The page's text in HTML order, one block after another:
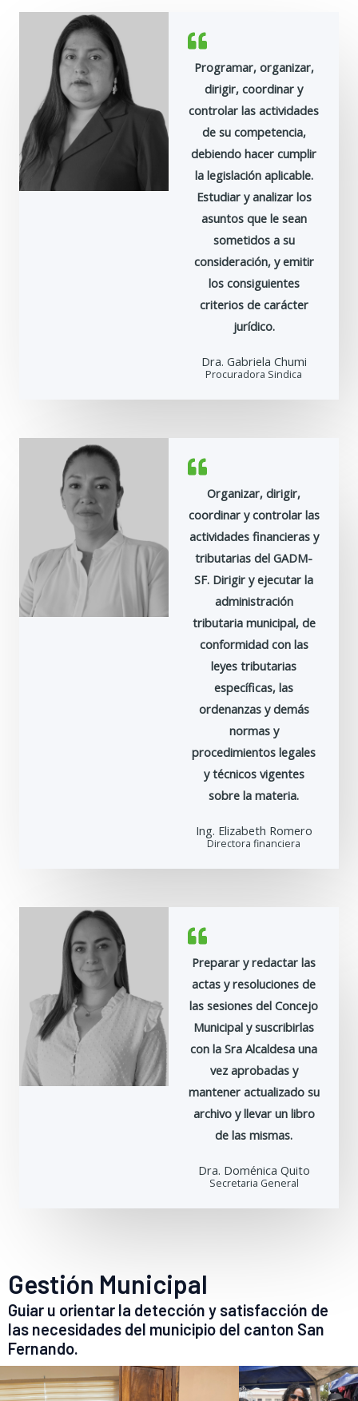
Programar, organizar,
dirigir, coordinar y
controlar las actividades
de su competencia,
debiendo hacer cumplir
la legislación aplicable.
Estudiar y analizar los
asuntos que le sean
sometidos a su
consideración, y emitir
los consiguientes
criterios de carácter
jurídico.
Dra. Gabriela Chumi
Procuradora Sindica
Organizar, dirigir,
coordinar y controlar las
actividades financieras y
tributarias del GADM-
SF. Dirigir y ejecutar la
administración
tributaria municipal, de
conformidad con las
leyes tributarias
específicas, las
ordenanzas y demás
normas y
procedimientos legales
y técnicos vigentes
sobre la materia.
Ing. Elizabeth Romero
Directora financiera
Preparar y redactar las
actas y resoluciones de
las sesiones del Concejo
Municipal y suscribirlas
con la Sra Alcaldesa una
vez aprobadas y
mantener actualizado su
archivo y llevar un libro
de las mismas.
Dra. Doménica Quito
Secretaria General
Gestión Municipal
Guiar u orientar la detección y satisfacción de
las necesidades del municipio del canton San
Fernando.